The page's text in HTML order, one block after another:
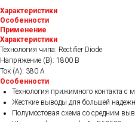
Характеристики
Особенности
Применение
Характеристики
Технология чипа: Rectifier Diode
Напряжение (В): 1800 В
Ток (А): 380 A
Особенности
Технология прижимного контакта с
Жесткие выводы для большей
Полумостовая схема со средним